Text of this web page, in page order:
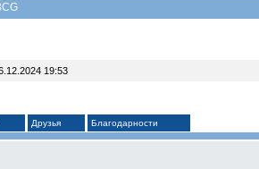
19:53
Друзья Благодарности